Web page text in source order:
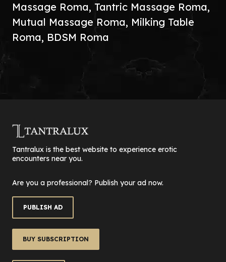
Massage Roma, Tantric Massage Roma,
Mutual Massage Roma, Milking Table
Roma, BDSM Roma
Tantralux is the best website to experience erotic
encounters near you.
Are you a professional? Publish your ad now.
PUBLISH AD
BUY SUBSCRIPTION